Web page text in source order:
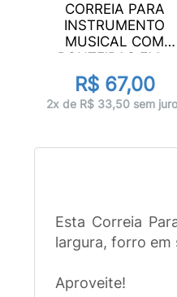
CORREIA PARA
INSTRUMENTO
MUSICAL COM
PONTEIRAS EM...
R$ 67,00
2x de R$ 33,50 sem
Esta Correia
largura, forro em
Aproveite!